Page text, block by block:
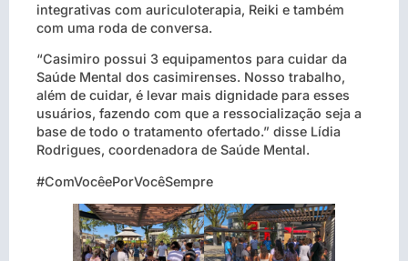
integrativas com auriculoterapia, Reiki e também
com uma roda de conversa.
“Casimiro possui 3 equipamentos para cuidar da
Saúde Mental dos casimirenses. Nosso trabalho,
além de cuidar, é levar mais dignidade para esses
usuários, fazendo com que a ressocialização seja a
base de todo o tratamento ofertado.” disse Lídia
Rodrigues, coordenadora de Saúde Mental.
#ComVocêePorVocêSempre